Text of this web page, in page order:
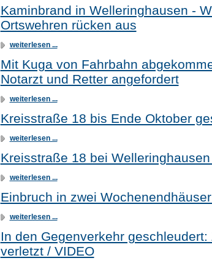
Kaminbrand in Welleringhausen -
Ortswehren rücken aus
weiterlesen ...
Mit Kuga von Fahrbahn
Notarzt und Retter angefordert
weiterlesen ...
Kreisstraße 18 bis Ende Oktober
weiterlesen ...
Kreisstraße 18 bei
weiterlesen ...
Einbruch in zwei
weiterlesen ...
In den Gegenverkehr geschleudert:
verletzt / VIDEO